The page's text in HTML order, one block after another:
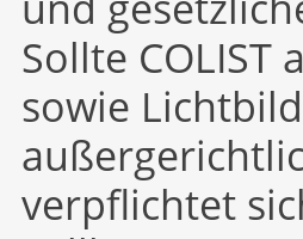
Sollte
sowie
verpflichtet